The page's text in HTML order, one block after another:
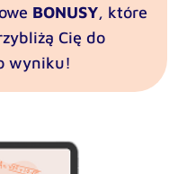
BONUSY, które
Cię do
wyniku!